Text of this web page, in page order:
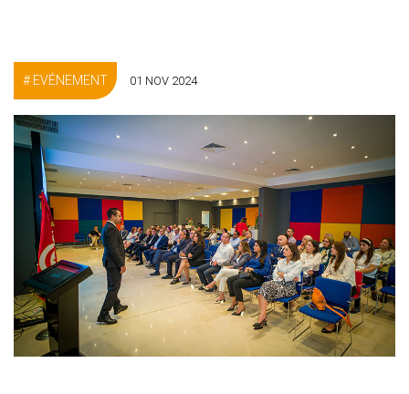
EVÉNEMENT 01 NOV 2024